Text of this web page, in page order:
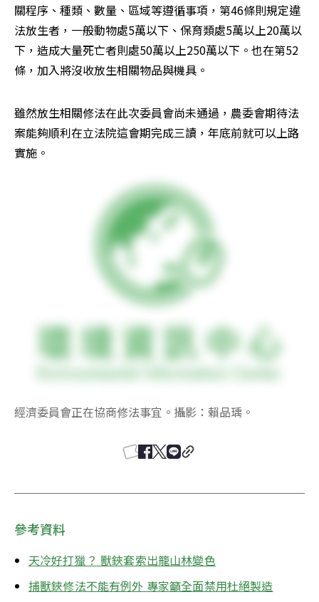
關程序、種類、數量、區域等遵循事項，第46條則規定違
法放生者，一般動物處5萬以下、保育類處5萬以上20萬以
下，造成大量死亡者則處50萬以上250萬以下。也在第52
條，加入將沒收放生相關物品與機具。
雖然放生相關修法在此次委員會尚未通過，農委會期待法
案能夠順利在立法院這會期完成三讀，年底前就可以上路
實施。
經濟委員會正在協商修法事宜。攝影：賴品瑀。
參考資料
天冷好打獵？ 獸鋏套索出籠山林變色
捕獸鋏修法不能有例外 專家籲全面禁用杜絕製造